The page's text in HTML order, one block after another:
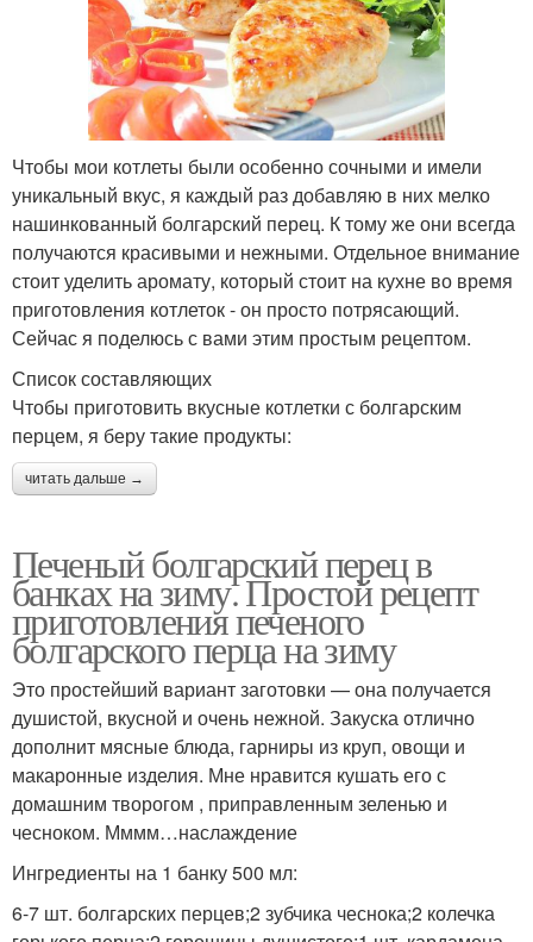
Чтобы мои котлеты были особенно сочными и имели
уникальный вкус, я каждый раз добавляю в них мелко
нашинкованный болгарский перец. К тому же они всегда
получаются красивыми и нежными. Отдельное внимание
стоит уделить аромату, который стоит на кухне во время
приготовления котлеток - он просто потрясающий.
Сейчас я поделюсь с вами этим простым рецептом.
Список составляющих
Чтобы приготовить вкусные котлетки с болгарским
перцем, я беру такие продукты:
читать дальше →
Печеный болгарский перец в
банках на зиму. Простой рецепт
приготовления печеного
болгарского перца на зиму
Это простейший вариант заготовки — она получается
душистой, вкусной и очень нежной. Закуска отлично
дополнит мясные блюда, гарниры из круп, овощи и
макаронные изделия. Мне нравится кушать его с
домашним творогом , приправленным зеленью и
чесноком. Мммм…наслаждение
Ингредиенты на 1 банку 500 мл:
6-7 шт. болгарских перцев;2 зубчика чеснока;2 колечка